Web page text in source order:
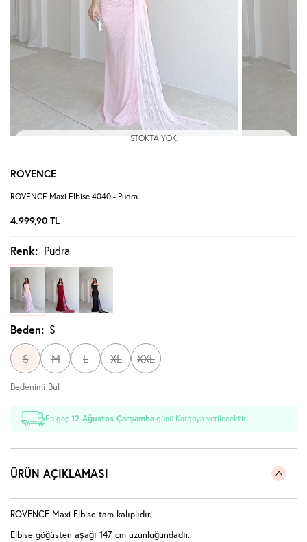
STOKTA YOK
ROVENCE
ROVENCE Maxi Elbise 4040 - Pudra
4.999,90 TL
Renk: Pudra
Beden: S
S M L XL XXL
Bedenimi Bul
En geç12 Ağustos Çarşamba günü Kargoya verilecektir.
ÜRÜN AÇIKLAMASI
ROVENCE Maxi Elbise tam kalıplıdır.
Elbise göğüsten aşağı 147 cm uzunluğundadır.